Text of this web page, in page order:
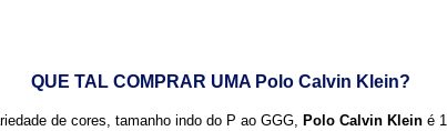
QUE TAL COMPRAR UMA Polo Calvin Klein?
de cores, tamanho indo do P ao GGG, Polo Calvin Klein é